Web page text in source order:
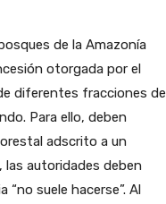
de la Amazonía
otorgada por el
diferentes fracciones de
Para ello, deben
adscrito a un
las autoridades deben
“no suele hacerse”. Al